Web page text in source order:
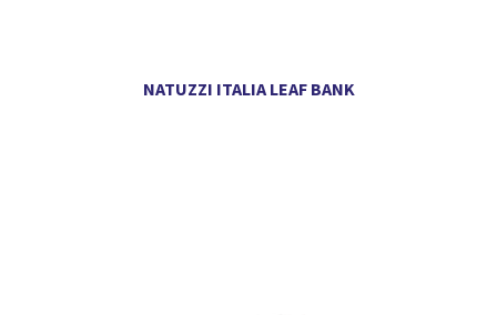
NATUZZI ITALIA LEAF BANK